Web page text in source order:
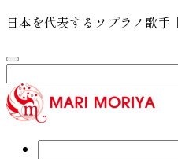
日本を代表するソプラノ歌